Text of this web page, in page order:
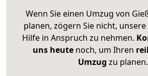
Wenn Sie einen Umzug von
planen, zögern Sie nicht,
Hilfe in Anspruch zu nehmen.
uns heutenoch, um Ihren
Umzug zu planen.